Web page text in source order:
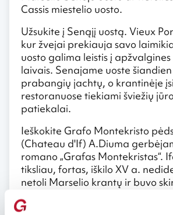
Cassis miestelio uosto.
Užsukite į Senąjį uostą. Vieux
kur žvejai prekiauja savo
uosto galima leistis į apžvalgines
laivais. Senajame uoste
prabangių jachtų, o krantinėje
restoranuose tiekiami šviežių
patiekalai.
Ieškokite Grafo Montekristo
(Chateau d'If) A.Diuma
romano „Grafas Montekristas“.
tiksliau, fortas, iškilo XV a.
netoli Marselio krantų ir buvo
uostą. Vėliau, išnaudojant
čia buvo įrengtas kalėjimas,